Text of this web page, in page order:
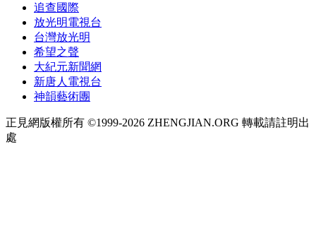
追查國際
放光明電視台
台灣放光明
希望之聲
大紀元新聞網
新唐人電視台
神韻藝術團
正見網版權所有 ©1999-2026 ZHENGJIAN.ORG 轉載請註明出
處